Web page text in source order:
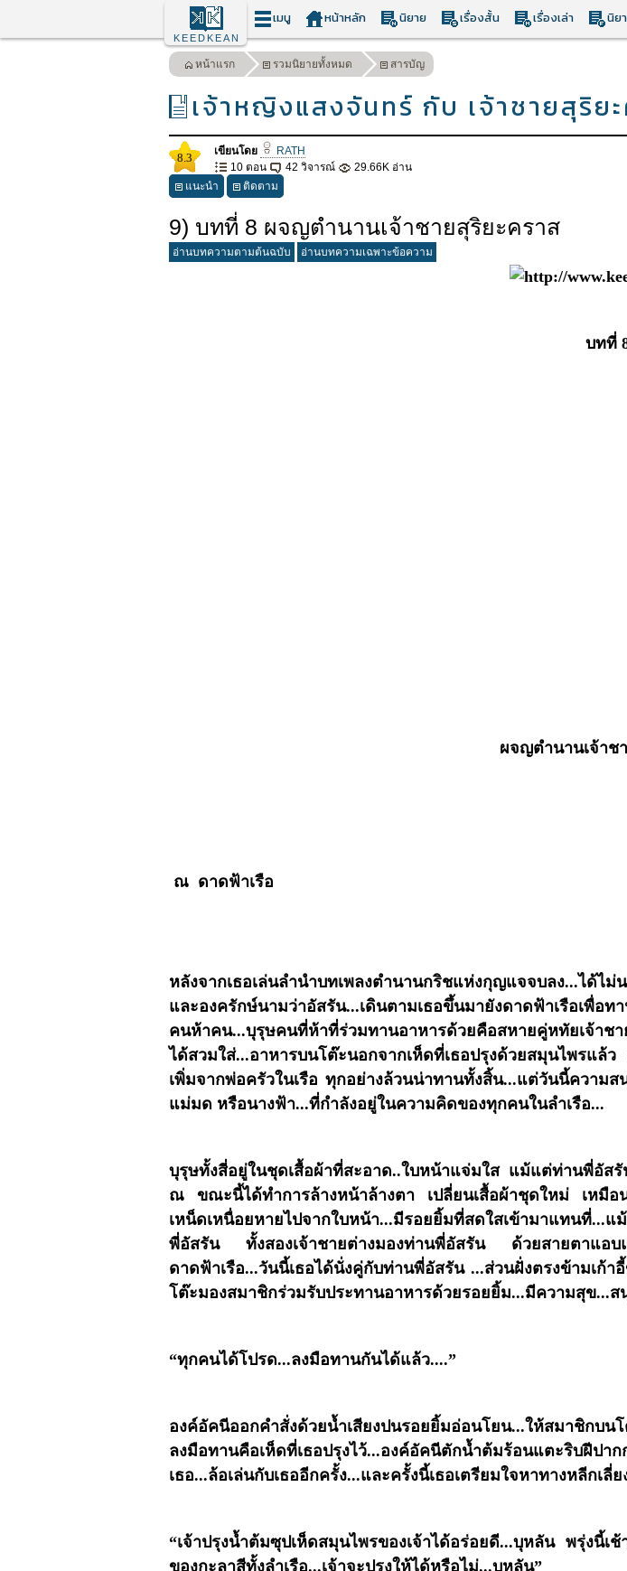
KEEDKEAN
เมนู หน้าหลัก นิยาย เรื่องสั้น เรื่องเล่า นิย
หน้าแรก รวมนิยายทั้งหมด สารบัญ
เจ้าหญิงแสงจันทร์ กับ เจ้าชายสุริย
8.3 เขียนโดย RATH
10 ตอน
42 วิจารณ์
29.66K อ่าน
แนะนำ
ติดตาม
9) บทที่ 8 ผจญตำนานเจ้าชายสุริยะคราส
อ่านบทความตามต้นฉบับ อ่านบทความเฉพาะข้อความ
บทที่
ผจญตำนานเจ้าช
ณ ดาดฟ้าเรือ
หลังจากเธอเล่นลำนำบทเพลงตำนานกริชแห่งกุญแจจบลง...ได้ไ
และองครักษ์นามว่าอัสรัน...เดินตามเธอขึ้นมายังดาดฟ้าเรือเพื่อ
คนห้าคน...บุรุษคนที่ห้าที่ร่วมทานอาหารด้วยคือสหายคู่หทัยเจ้าช
ได้สวมใส่...อาหารบนโต๊ะนอกจากเห็ดที่เธอปรุงด้วยสมุนไพรแล้
เพิ่มจากพ่อครัวในเรือ ทุกอย่างล้วนน่าทานทั้งสิ้น...แต่วันนี้ความ
แม่มด หรือนางฟ้า...ที่กำลังอยู่ในความคิดของทุกคนในลำเรือ...
บุรุษทั้งสี่อยู่ในชุดเสื้อผ้าที่สะอาด..ใบหน้าแจ่มใส แม้แต่ท่านพี่อัส
ณ ขณะนี้ได้ทำการล้างหน้าล้างตา เปลี่ยนเสื้อผ้าชุดใหม่ เหมือ
เหน็ดเหนื่อยหายไปจากใบหน้า...มีรอยยิ้มที่สดใสเข้ามาแทนที่...
พี่อัสรัน ทั้งสองเจ้าชายต่างมองท่านพี่อัสรัน ด้วยสายตาแอบแ
ดาดฟ้าเรือ...วันนี้เธอได้นั่งคู่กับท่านพี่อัสรัน ...ส่วนฝั่งตรงข้ามเก้
โต๊ะมองสมาชิกร่วมรับประทานอาหารด้วยรอยยิ้ม...มีความสุข...ส
“ทุกคนได้โปรด...ลงมือทานกันได้แล้ว....”
องค์อัคนีออกคำสั่งด้วยน้ำเสียงปนรอยยิ้มอ่อนโยน...ให้สมาชิกบ
ลงมือทานคือเห็ดที่เธอปรุงไว้...องค์อัคนีตักน้ำต้มร้อนแตะริบฝีปา
เธอ...ล้อเล่นกับเธออีกครั้ง...และครั้งนี้เธอเตรียมใจหาทางหลีกเลี่ย
“เจ้าปรุงน้ำต้มซุปเห็ดสมุนไพรของเจ้าได้อร่อยดี...บุหลัน พรุ่งนี้เ
ของกะลาสีทั้งลำเรือ...เจ้าจะปรุงให้ได้หรือไม่...บุหลัน”